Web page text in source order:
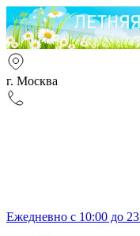
г. Москва
Ежедневно с 10:00 до